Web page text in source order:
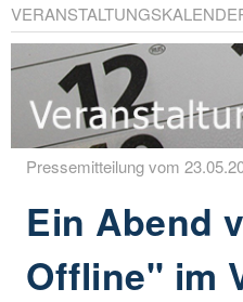
Pressemitteilung vom
Ein Abend
Offline" im